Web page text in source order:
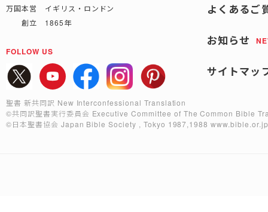
万国本営 イギリス・ロンドン
創立 1865年
FOLLOW US
よくあるご
お知らせ
サイトマッ
聖書 新共同訳 New Interconfessional Translation
©共同訳聖書実行委員会 Executive Committee of The Common Bible
©日本聖書協会 Japan Bible Society , Tokyo 1987,1988www.bible.or.jp